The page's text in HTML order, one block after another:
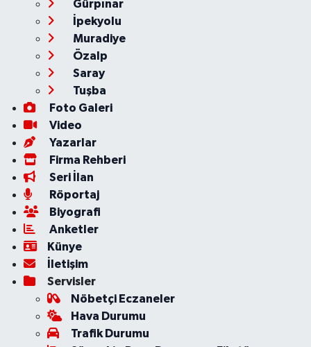
Gürpınar
İpekyolu
Muradiye
Özalp
Saray
Tuşba
Foto Galeri
Video
Yazarlar
Firma Rehberi
Seri İlan
Röportaj
Biyografi
Anketler
Künye
İletişim
Servisler
Nöbetçi Eczaneler
Hava Durumu
Trafik Durumu